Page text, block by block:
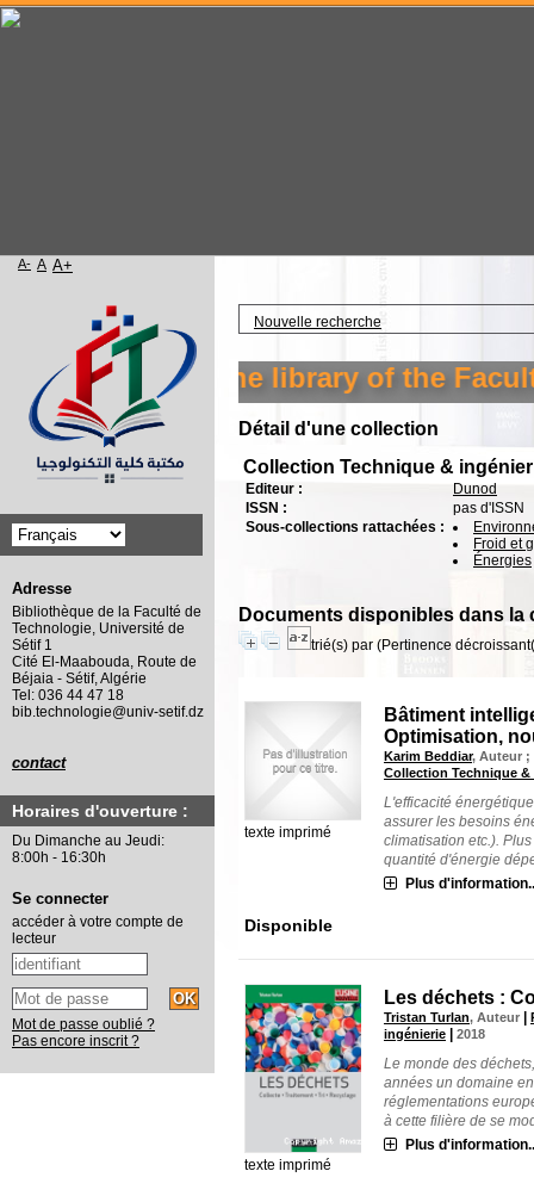
Nouvelle recherche
Welcome to the library of the
Détail d'une collection
Collection Technique &
Editeur :
Dunod
ISSN :
pas d'ISSN
Sous-collections rattachées :
Froid et
Énergies
Documents disponibles dans la
trié(s) par (Pertinence
texte imprimé
Bâtiment
Optimisation,
Karim Beddiar, Auteur ;
Collection Technique &
L'efficacité
assurer les besoins
climatisation etc.).
quantité d'énergie
Plus
Disponible
texte imprimé
Les déchets :
Tristan Turlan, Auteur |
ingénierie |2018
Le monde des
années un domaine
réglementations
à cette filière de se
Plus
Accueil
A- A A+
Adresse
Bibliothèque de la Faculté de
Technologie, Université de
Sétif 1
Cité El-Maabouda, Route de
Béjaia - Sétif, Algérie
Tel: 036 44 47 18
bib.technologie@univ-setif.dz
contact
Horaires d'ouverture :
Du Dimanche au Jeudi:
8:00h - 16:30h
Se connecter
accéder à votre compte de
lecteur
Mot de passe oublié ?
Pas encore inscrit ?